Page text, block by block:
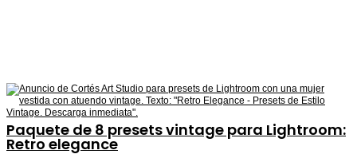
Paquete de 8 presets vintage para Lightroom:
Retro elegance